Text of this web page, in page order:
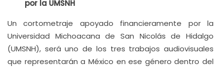
por la UMSNH
Un cortometraje apoyado financieramente por la
Universidad Michoacana de San Nicolás de Hidalgo
(UMSNH), será uno de los tres trabajos audiovisuales
que representarán a México en ese género dentro del